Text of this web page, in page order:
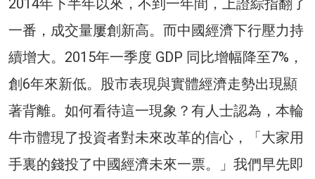
一番，成交量屢創新高。而中國經濟下行壓力持
續增大。2015年一季度 GDP 同比增幅降至7%，
創6年來新低。股市表現與實體經濟走勢出現顯
著背離。如何看待這一現象？有人士認為，本輪
牛市體現了投資者對未來改革的信心，「大家用
手裏的錢投了中國經濟未來一票。」我們早先即